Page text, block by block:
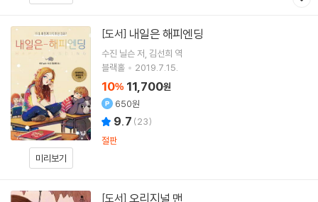
미리보기
[도서] 내일은 해피엔딩
수진 닐슨저 김선희 역
블랙홀
2019.7.15.
10% 11,700원
650원
9.7 (23)
절판
[도서] 오리지널 맨